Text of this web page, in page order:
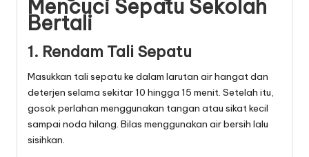
Mencuci Sepatu Sekolah
Bertali
1. Rendam Tali Sepatu
Masukkan tali sepatu ke dalam larutan air hangat dan
deterjen selama sekitar 10 hingga 15 menit. Setelah itu,
gosok perlahan menggunakan tangan atau sikat kecil
sampai noda hilang. Bilas menggunakan air bersih lalu
sisihkan.